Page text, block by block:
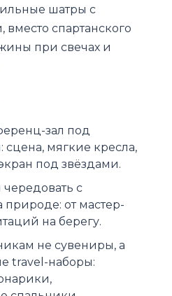
шатры с
спартанского
при свечах и
зал под
мягкие кресла,
под звёздами.
с
природе: от мастер-
на берегу.
не сувениры, а
travel-наборы: